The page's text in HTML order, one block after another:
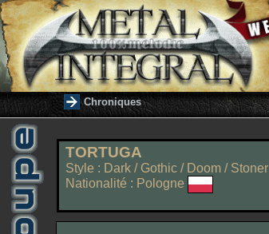
Chroniques
TORTUGA
Style : Dark / Gothic / Doom / Stoner
Nationalité : Pologne